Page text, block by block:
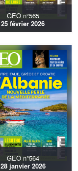
GEO n°565
25 février 2026
GEO n°564
28 janvier 2026